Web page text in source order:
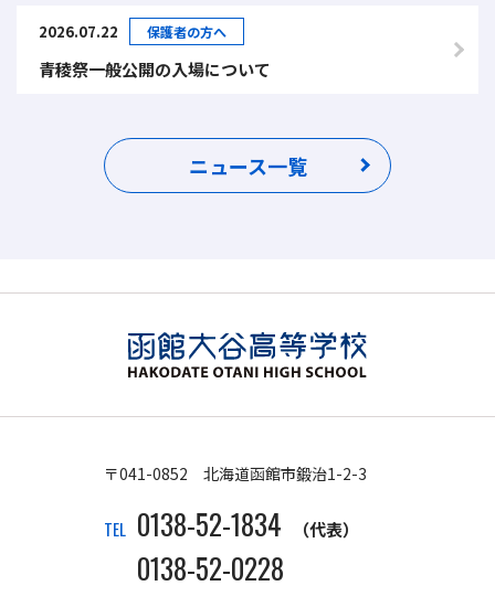
2026.07.22 保護者の方へ
青稜祭一般公開の入場について
ニュース一覧
〒041-0852 北海道函館市鍛治1-2-3
TEL 0138-52-1834 （代表）
0138-52-0228